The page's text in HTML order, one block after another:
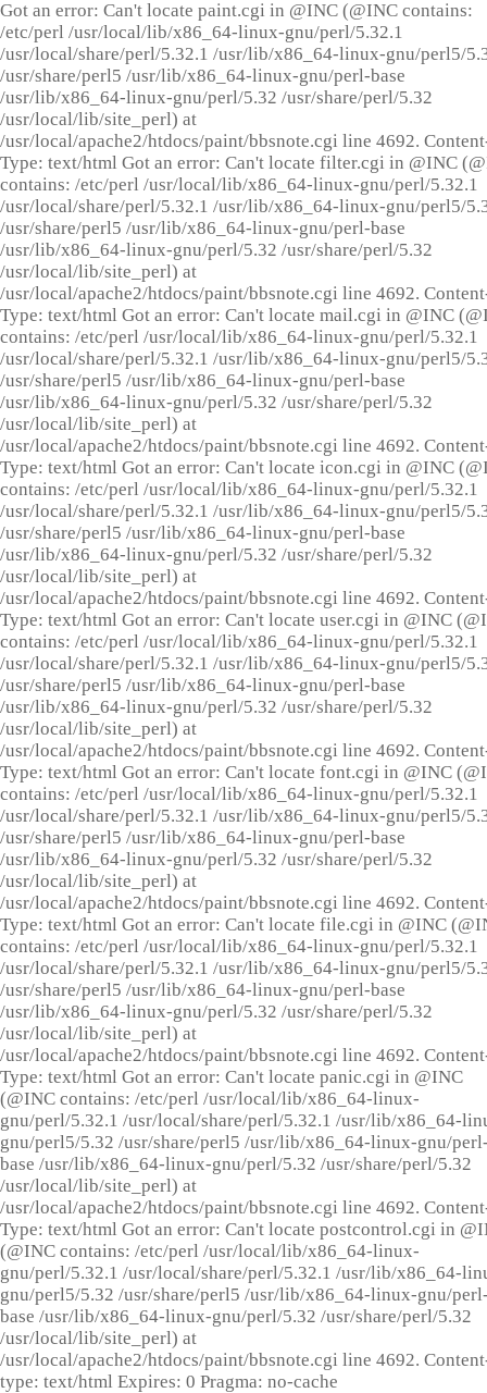
Got an error: Can't locate paint.cgi in @INC (@INC contains:
/etc/perl /usr/local/lib/x86_64-linux-gnu/perl/5.32.1
/usr/local/share/perl/5.32.1 /usr/lib/x86_64-linux-gnu/perl5/
/usr/share/perl5 /usr/lib/x86_64-linux-gnu/perl-base
/usr/lib/x86_64-linux-gnu/perl/5.32 /usr/share/perl/5.32
/usr/local/lib/site_perl) at
/usr/local/apache2/htdocs/paint/bbsnote.cgi line 4692.
Type: text/html Got an error: Can't locate filter.cgi in @INC
contains: /etc/perl /usr/local/lib/x86_64-linux-gnu/perl/5.32.1
/usr/local/share/perl/5.32.1 /usr/lib/x86_64-linux-gnu/perl5/
/usr/share/perl5 /usr/lib/x86_64-linux-gnu/perl-base
/usr/lib/x86_64-linux-gnu/perl/5.32 /usr/share/perl/5.32
/usr/local/lib/site_perl) at
/usr/local/apache2/htdocs/paint/bbsnote.cgi line 4692.
Type: text/html Got an error: Can't locate mail.cgi in @INC
contains: /etc/perl /usr/local/lib/x86_64-linux-gnu/perl/5.32.1
/usr/local/share/perl/5.32.1 /usr/lib/x86_64-linux-gnu/perl5/
/usr/share/perl5 /usr/lib/x86_64-linux-gnu/perl-base
/usr/lib/x86_64-linux-gnu/perl/5.32 /usr/share/perl/5.32
/usr/local/lib/site_perl) at
/usr/local/apache2/htdocs/paint/bbsnote.cgi line 4692.
Type: text/html Got an error: Can't locate icon.cgi in @INC
contains: /etc/perl /usr/local/lib/x86_64-linux-gnu/perl/5.32.1
/usr/local/share/perl/5.32.1 /usr/lib/x86_64-linux-gnu/perl5/
/usr/share/perl5 /usr/lib/x86_64-linux-gnu/perl-base
/usr/lib/x86_64-linux-gnu/perl/5.32 /usr/share/perl/5.32
/usr/local/lib/site_perl) at
/usr/local/apache2/htdocs/paint/bbsnote.cgi line 4692.
Type: text/html Got an error: Can't locate user.cgi in @INC
contains: /etc/perl /usr/local/lib/x86_64-linux-gnu/perl/5.32.1
/usr/local/share/perl/5.32.1 /usr/lib/x86_64-linux-gnu/perl5/
/usr/share/perl5 /usr/lib/x86_64-linux-gnu/perl-base
/usr/lib/x86_64-linux-gnu/perl/5.32 /usr/share/perl/5.32
/usr/local/lib/site_perl) at
/usr/local/apache2/htdocs/paint/bbsnote.cgi line 4692.
Type: text/html Got an error: Can't locate font.cgi in @INC
contains: /etc/perl /usr/local/lib/x86_64-linux-gnu/perl/5.32.1
/usr/local/share/perl/5.32.1 /usr/lib/x86_64-linux-gnu/perl5/
/usr/share/perl5 /usr/lib/x86_64-linux-gnu/perl-base
/usr/lib/x86_64-linux-gnu/perl/5.32 /usr/share/perl/5.32
/usr/local/lib/site_perl) at
/usr/local/apache2/htdocs/paint/bbsnote.cgi line 4692.
Type: text/html Got an error: Can't locate file.cgi in @INC
contains: /etc/perl /usr/local/lib/x86_64-linux-gnu/perl/5.32.1
/usr/local/share/perl/5.32.1 /usr/lib/x86_64-linux-gnu/perl5/
/usr/share/perl5 /usr/lib/x86_64-linux-gnu/perl-base
/usr/lib/x86_64-linux-gnu/perl/5.32 /usr/share/perl/5.32
/usr/local/lib/site_perl) at
/usr/local/apache2/htdocs/paint/bbsnote.cgi line 4692.
Type: text/html Got an error: Can't locate panic.cgi in @INC
(@INC contains: /etc/perl /usr/local/lib/x86_64-linux-
gnu/perl/5.32.1 /usr/local/share/perl/5.32.1 /usr/lib/x86_64-
gnu/perl5/5.32 /usr/share/perl5 /usr/lib/x86_64-linux-gnu/
base /usr/lib/x86_64-linux-gnu/perl/5.32 /usr/share/perl/5.32
/usr/local/lib/site_perl) at
/usr/local/apache2/htdocs/paint/bbsnote.cgi line 4692.
Type: text/html Got an error: Can't locate postcontrol.cgi in
(@INC contains: /etc/perl /usr/local/lib/x86_64-linux-
gnu/perl/5.32.1 /usr/local/share/perl/5.32.1 /usr/lib/x86_64-
gnu/perl5/5.32 /usr/share/perl5 /usr/lib/x86_64-linux-gnu/
base /usr/lib/x86_64-linux-gnu/perl/5.32 /usr/share/perl/5.32
/usr/local/lib/site_perl) at
/usr/local/apache2/htdocs/paint/bbsnote.cgi line 4692.
type: text/html Expires: 0 Pragma: no-cache